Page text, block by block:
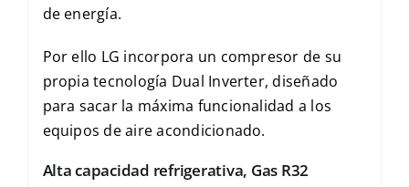
de energía.
Por ello LG incorpora un compresor de su
propia tecnología Dual Inverter, diseñado
para sacar la máxima funcionalidad a los
equipos de aire acondicionado.
Alta capacidad refrigerativa, Gas R32